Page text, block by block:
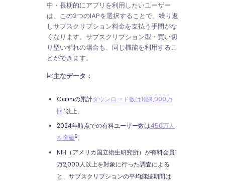
中・長期的にアプリを利用したいユーザー
は、この2つのIAPを選択することで、繰り返
しサブスクリプション料金を支払う手間がな
くなります。サブスクリプション型・買い切
り型いずれの場合も、同じ機能を利用するこ
とができます。
📈主なデータ：
Calmの累計ダウンロード数は1億8,000万
回7以上。
2024年時点での有料ユーザー数は450万人
を突破8。
NIH（アメリカ国立衛生研究所）が有料会員1
万2,000人以上を対象に行った調査による
と、サブスクリプションの平均継続期間は